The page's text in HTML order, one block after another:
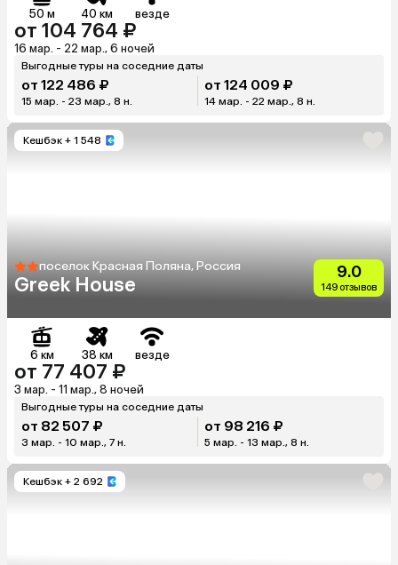
50 м 40 км везде
от 104 764 ₽
16 мар. - 22 мар., 6 ночей
Выгодные туры на соседние даты
от 122 486 ₽
15 мар. - 23 мар., 8 н.
от 124 009 ₽
14 мар. - 22 мар., 8 н.
Кешбэк + 1 548
поселок Красная Поляна, Россия
Greek House
9.0
149 отзывов
6 км 38 км везде
от 77 407 ₽
3 мар. - 11 мар., 8 ночей
Выгодные туры на соседние даты
от 82 507 ₽
3 мар. - 10 мар., 7 н.
от 98 216 ₽
5 мар. - 13 мар., 8 н.
Кешбэк + 2 692